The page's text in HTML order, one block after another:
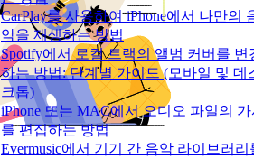
CarPlay를 사용하여 iPhone에서 나만의
악을 재생하는 방법
Spotify에서 로컬 트랙의 앨범 커버를 변
하는 방법: 단계별 가이드 (모바일 및 데
크톱)
iPhone 또는 MAC에서 오디오 파일의
를 편집하는 방법
Evermusic에서 기기 간 음악 라이브러리